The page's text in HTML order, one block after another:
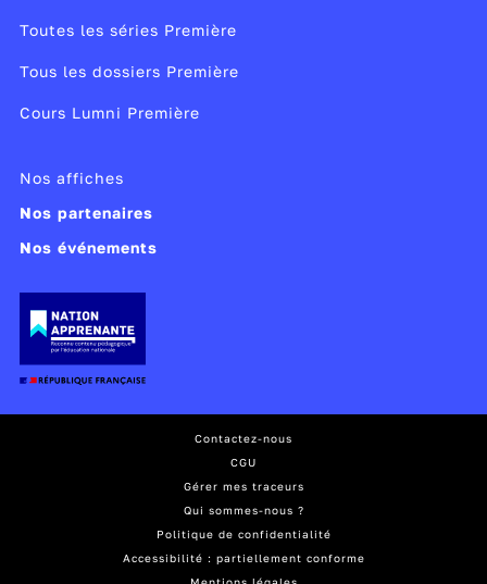
Toutes les séries Première
Tous les dossiers Première
Cours Lumni Première
Nos affiches
Nos partenaires
Nos événements
Contactez-nous
CGU
Gérer mes traceurs
Qui sommes-nous ?
Politique de confidentialité
Accessibilité : partiellement conforme